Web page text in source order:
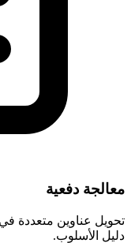
معالجة دفعية
تحويل عناوين متعددة
دليل الأسلوب.